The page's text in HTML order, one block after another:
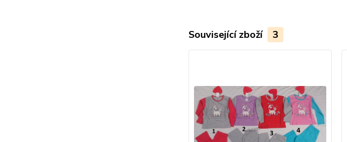
Související zboží 3